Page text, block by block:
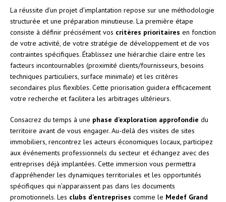
La réussite d’un projet d’implantation repose sur une méthodologie
structurée et une préparation minutieuse. La première étape
consiste à définir précisément vos critères prioritaires en fonction
de votre activité, de votre stratégie de développement et de vos
contraintes spécifiques. Établissez une hiérarchie claire entre les
facteurs incontournables (proximité clients/fournisseurs, besoins
techniques particuliers, surface minimale) et les critères
secondaires plus flexibles. Cette priorisation guidera efficacement
votre recherche et facilitera les arbitrages ultérieurs.
Consacrez du temps à une phase d’exploration approfondie du
territoire avant de vous engager. Au-delà des visites de sites
immobiliers, rencontrez les acteurs économiques locaux, participez
aux événements professionnels du secteur et échangez avec des
entreprises déjà implantées. Cette immersion vous permettra
d’appréhender les dynamiques territoriales et les opportunités
spécifiques qui n’apparaissent pas dans les documents
promotionnels. Les clubs d’entreprises comme le Medef Grand